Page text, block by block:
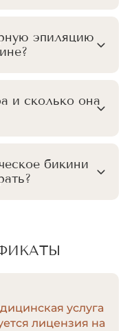
эпиляцию
и сколько она
бикини
услуга
лицензия на